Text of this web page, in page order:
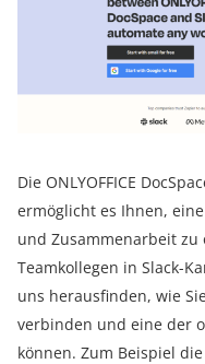
Die ONLYOFFICE
ermöglicht es Ihnen,
und Zusammenarbeit
Teamkollegen in Slack-
uns herausfinden, wie
verbinden und eine der
können. Zum Beispiel